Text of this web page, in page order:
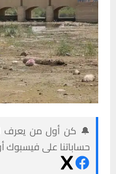
🔔 كن أول من يعرف
حساباتنا على